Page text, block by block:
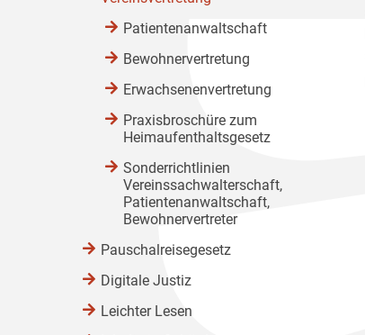
Patientenanwaltschaft
Bewohnervertretung
Erwachsenenvertretung
Praxisbroschüre zum
Heimaufenthaltsgesetz
Sonderrichtlinien
Vereinssachwalterschaft,
Patientenanwaltschaft,
Bewohnervertreter
Pauschalreisegesetz
Digitale Justiz
Leichter Lesen